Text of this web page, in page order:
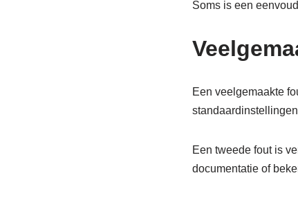
Soms is een
Een veelgemaakte
Een tweede fout is
documentatie of